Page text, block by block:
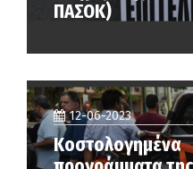
ΠΑΣΟΚ)
12-06-2023
Κοστολογημένα